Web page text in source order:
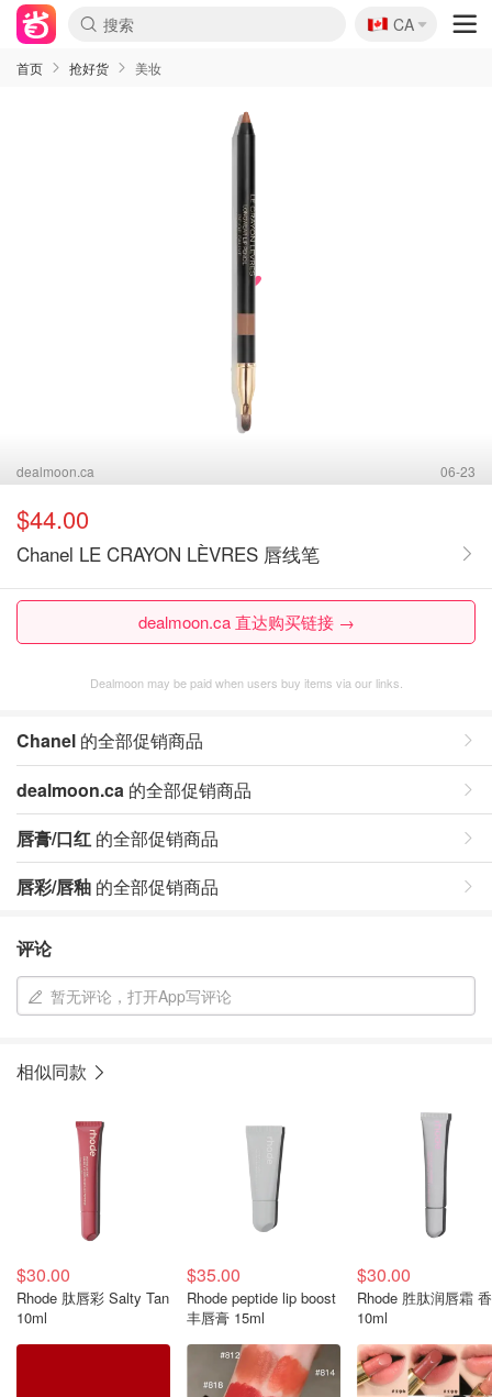
🇨🇦
CA
首页 抢好货 美妆
dealmoon.ca 06-23
$44.00
Chanel LE CRAYON LÈVRES 唇线笔
dealmoon.ca 直达购买链接 →
Dealmoon may be paid when users buy items via our links.
Chanel 的全部促销商品
dealmoon.ca 的全部促销商品
唇膏/口红 的全部促销商品
唇彩/唇釉 的全部促销商品
评论
暂无评论，打开App写评论
相似同款
$30.00
Rhode 肽唇彩 Salty Tan
10ml
$35.00
Rhode peptide lip boost
丰唇膏 15ml
$30.00
Rhode 胜肽润唇霜
10ml